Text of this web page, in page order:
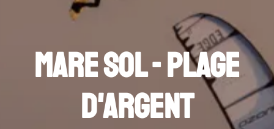
Mare Sol - Plage
d'Argent